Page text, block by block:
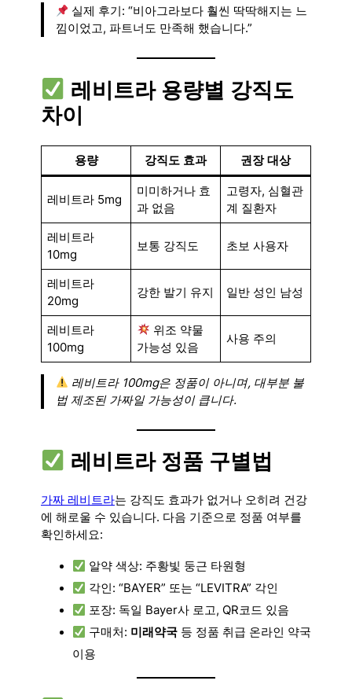
실제 후기: “비아그라보다 훨씬 딱딱해지는 느
낌이었고, 파트너도 만족해 했습니다.”
레비트라 용량별 강직도
차이
용량 강직도 효과 권장 대상
레비트라 5mg
미미하거나 효
과 없음
고령자, 심혈관
계 질환자
레비트라
10mg
보통 강직도 초보 사용자
레비트라
20mg
강한 발기 유지 일반 성인 남성
레비트라
100mg
위조 약물
가능성 있음
사용 주의
레비트라 100mg은 정품이 아니며, 대부분 불
법 제조된 가짜일 가능성이 큽니다.
레비트라 정품 구별법
가짜 레비트라는 강직도 효과가 없거나 오히려 건강
에 해로울 수 있습니다. 다음 기준으로 정품 여부를
확인하세요:
알약 색상: 주황빛 둥근 타원형
각인: “BAYER” 또는 “LEVITRA” 각인
포장: 독일 Bayer사 로고, QR코드 있음
구매처: 미래약국등 정품 취급 온라인 약국
이용